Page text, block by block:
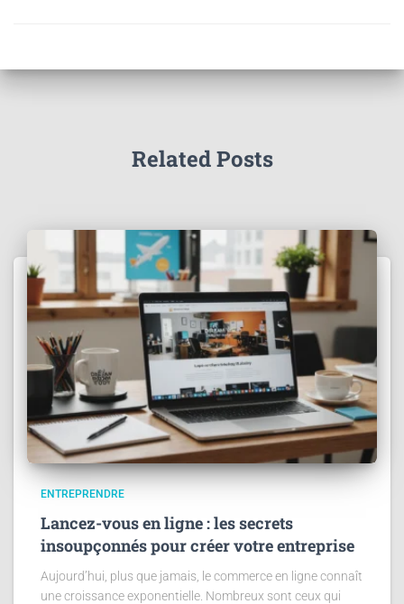
Related Posts
ENTREPRENDRE
Lancez-vous en ligne : les secrets
insoupçonnés pour créer votre entreprise
Aujourd’hui, plus que jamais, le commerce en ligne connaît
une croissance exponentielle. Nombreux sont ceux qui